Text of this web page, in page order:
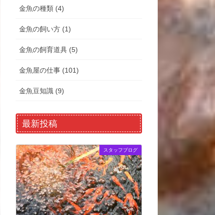
金魚の種類 (4)
金魚の飼い方 (1)
金魚の飼育道具 (5)
金魚屋の仕事 (101)
金魚豆知識 (9)
最新投稿
スタッフブログ